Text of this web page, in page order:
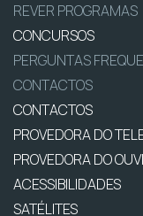
REVER PROGRAMAS
CONCURSOS
PERGUNTAS
CONTACTOS
CONTACTOS
PROVEDORA DO
PROVEDORA DO
ACESSIBILIDADES
SATÉLITES